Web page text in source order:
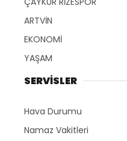
ARTVİN
EKONOMİ
YAŞAM
SERVİSLER
Hava Durumu
Namaz Vakitleri